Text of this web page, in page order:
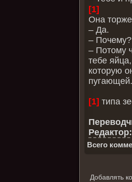
[1]
Она
– Да.
– Почему?
– Потому
тебе
которую
[1] типа
Всего
Добавлять